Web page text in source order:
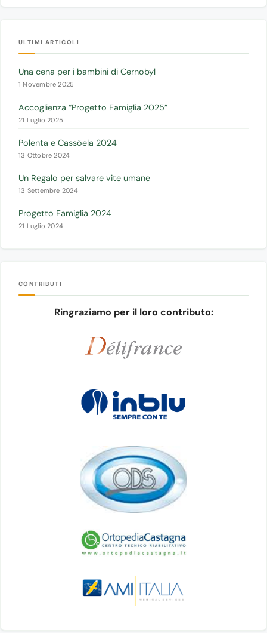
ULTIMI ARTICOLI
Una cena per i bambini di Cernobyl
1 Novembre 2025
Accoglienza “Progetto Famiglia 2025”
21 Luglio 2025
Polenta e Cassöela 2024
13 Ottobre 2024
Un Regalo per salvare vite umane
13 Settembre 2024
Progetto Famiglia 2024
21 Luglio 2024
CONTRIBUTI
Ringraziamo per il loro contributo: